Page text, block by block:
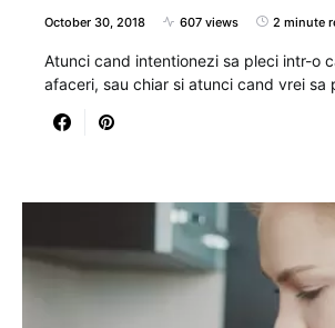
October 30, 2018 607 views 2 minute
Atunci cand intentionezi sa pleci intr-o
afaceri, sau chiar si atunci cand vrei sa